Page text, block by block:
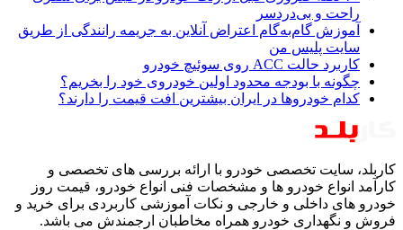
راحت و بی‌دردسر
آموزش گام‌به‌گام اعتراض آنلاین به جریمه رانندگی از طریق
سایت پلیس من
کاربرد حالت ACC روی سوئیچ خودرو
چگونه با بودجه محدود اولین خودروی خود را بخریم؟
کدام خودروها در ایران بیشترین افت قیمت را دارند؟
کاربلد، سایت تخصصی خودرو با ارائه بررسی های تخصصی و
کارآمد انواع خودرو ها و مشخصات فنی انواع خودرو، قیمت روز
خودرو های داخلی و خارجی و نکات آموزشی کاربردی برای خرید و
فروش و نگهداری خودرو همراه مخاطبان ارجمندش می باشد.